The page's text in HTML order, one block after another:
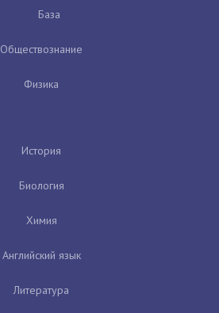
База
Обществознание
Физика
История
Биология
Химия
Английский язык
Литература